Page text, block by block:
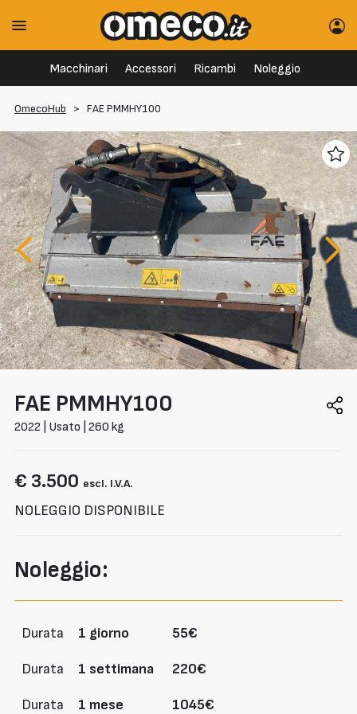
Macchinari Accessori Ricambi Noleggio
OmecoHub > FAE PMMHY100
FAE PMMHY100
2022 | Usato | 260 kg
€ 3.500 escl. I.V.A.
NOLEGGIO DISPONIBILE
Noleggio:
Durata 1 giorno 55€
Durata 1 settimana 220€
Durata 1 mese 1045€